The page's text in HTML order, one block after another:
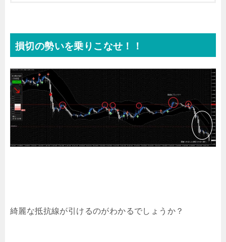
損切の勢いを乗りこなせ！！
綺麗な抵抗線が引けるのがわかるでしょうか？